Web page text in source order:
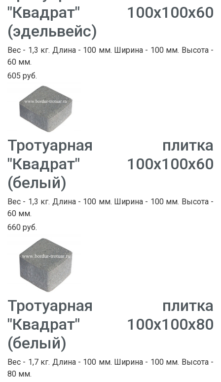
"Квадрат" 100х100х60
(эдельвейс)
Вес - 1,3 кг. Длина - 100 мм. Ширина - 100 мм. Высота -
60 мм.
605 руб.
Тротуарная плитка
"Квадрат" 100х100х60
(белый)
Вес - 1,3 кг. Длина - 100 мм. Ширина - 100 мм. Высота -
60 мм.
660 руб.
Тротуарная плитка
"Квадрат" 100х100х80
(белый)
Вес - 1,7 кг. Длина - 100 мм. Ширина - 100 мм. Высота -
80 мм.